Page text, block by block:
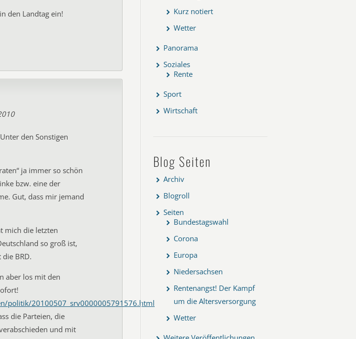
den Landtag ein!
den Sonstigen
ja immer so schön
bzw. eine der
Gut, dass mir jemand
mich die letzten
so groß ist,
BRD.
aber los mit den
politik/20100507_srv0000005791576.html
die Parteien, die
und mit
Kurz notiert
Wetter
Panorama
Soziales
Rente
Sport
Wirtschaft
Blog Seiten
Archiv
Blogroll
Seiten
Bundestagswahl
Corona
Europa
Niedersachsen
Rentenangst! Der Kampf
um die Altersversorgung
Wetter